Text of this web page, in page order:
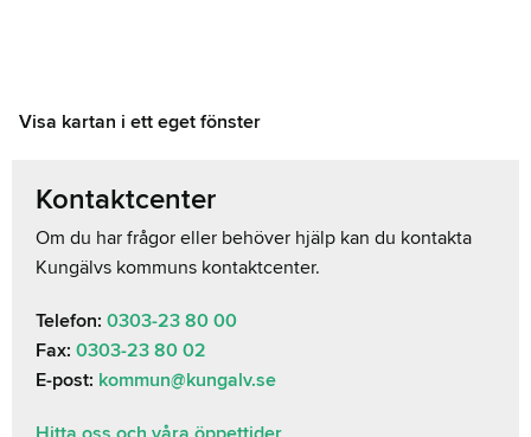
Visa kartan i ett eget fönster
Kontaktcenter
Om du har frågor eller behöver hjälp kan du kontakta
Kungälvs kommuns kontaktcenter.
Telefon: 0303-23 80 00
Fax: 0303-23 80 02
E-post: kommun@kungalv.se